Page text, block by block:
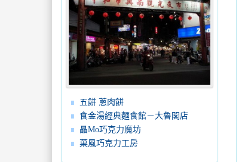
五餅 蔥肉餅
食金湯經典麵食館－大魯閣店
瞐Mo巧克力魔坊
菓風巧克力工房